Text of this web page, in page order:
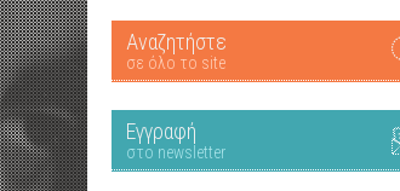
Αναζητήστε
σε όλο το site
Εγγραφή
στο newsletter